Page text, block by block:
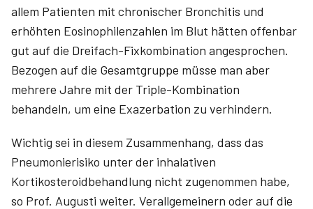
allem Patienten mit chronischer Bronchitis und
erhöhten Eosinophilenzahlen im Blut hätten offenbar
gut auf die Dreifach-Fixkombination angesprochen.
Bezogen auf die Gesamtgruppe müsse man aber
mehrere Jahre mit der Triple-Kombination
behandeln, um eine Exazerbation zu verhindern.
Wichtig sei in diesem Zusammenhang, dass das
Pneumonierisiko unter der inhalativen
Kortikosteroidbehandlung nicht zugenommen habe,
so Prof. Augusti weiter. Verallgemeinern oder auf die